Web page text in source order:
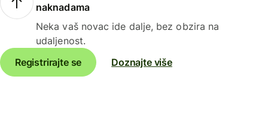
naknadama
Neka vaš novac ide dalje, bez obzira na
udaljenost.
Registrirajte se
Doznajte više